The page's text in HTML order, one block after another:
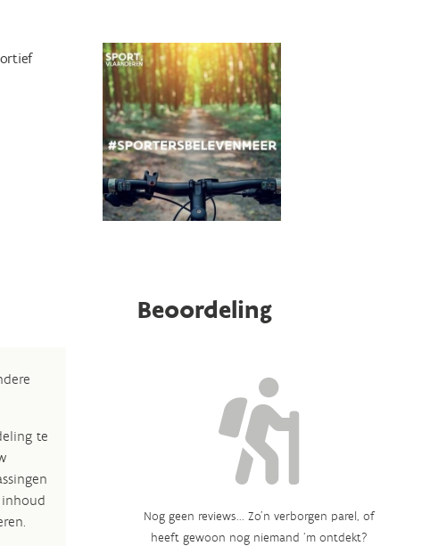
te
Beoordeling
Nog geen reviews... Zo’n verborgen parel, of
heeft gewoon nog niemand ‘m ontdekt?